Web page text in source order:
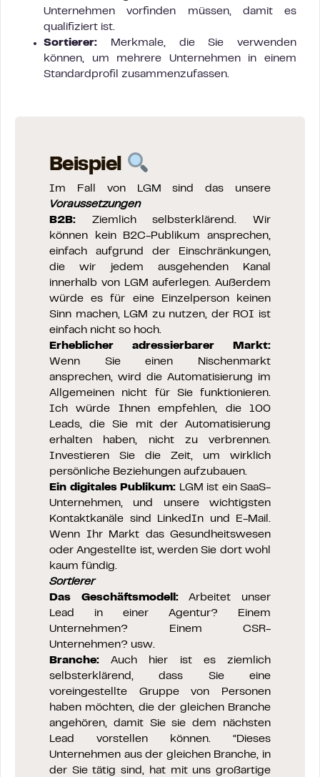
Unternehmen vorfinden müssen, damit es
qualifiziert ist.
Sortierer: Merkmale, die Sie verwenden
können, um mehrere Unternehmen in einem
Standardprofil zusammenzufassen.
Beispiel
Im Fall von LGM sind das unsere
Voraussetzungen
B2B: Ziemlich selbsterklärend. Wir
können kein B2C-Publikum ansprechen,
einfach aufgrund der Einschränkungen,
die wir jedem ausgehenden Kanal
innerhalb von LGM auferlegen. Außerdem
würde es für eine Einzelperson keinen
Sinn machen, LGM zu nutzen, der ROI ist
einfach nicht so hoch.
Erheblicher adressierbarer Markt:
Wenn Sie einen Nischenmarkt
ansprechen, wird die Automatisierung im
Allgemeinen nicht für Sie funktionieren.
Ich würde Ihnen empfehlen, die 100
Leads, die Sie mit der Automatisierung
erhalten haben, nicht zu verbrennen.
Investieren Sie die Zeit, um wirklich
persönliche Beziehungen aufzubauen.
Ein digitales Publikum: LGM ist ein SaaS-
Unternehmen, und unsere wichtigsten
Kontaktkanäle sind LinkedIn und E-Mail.
Wenn Ihr Markt das Gesundheitswesen
oder Angestellte ist, werden Sie dort wohl
kaum fündig.
Sortierer
Das Geschäftsmodell:Arbeitet unser
Lead in einer Agentur? Einem
Unternehmen? Einem CSR-
Unternehmen? usw.
Branche: Auch hier ist es ziemlich
selbsterklärend, dass Sie eine
voreingestellte Gruppe von Personen
haben möchten, die der gleichen Branche
angehören, damit Sie sie dem nächsten
Lead vorstellen können. “Dieses
Unternehmen aus der gleichen Branche, in
der Sie tätig sind, hat mit uns großartige